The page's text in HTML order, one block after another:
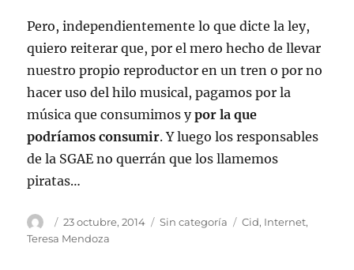
Pero, independientemente lo que dicte la ley,
quiero reiterar que, por el mero hecho de llevar
nuestro propio reproductor en un tren o por no
hacer uso del hilo musical, pagamos por la
música que consumimos ypor la que
podríamos consumir. Y luego los responsables
de la SGAE no querrán que los llamemos
piratas…
Autor
Publicado
el
23 octubre, 2014 Categorías
Sin categoría Etiquetas
Cid, Internet,
Teresa Mendoza